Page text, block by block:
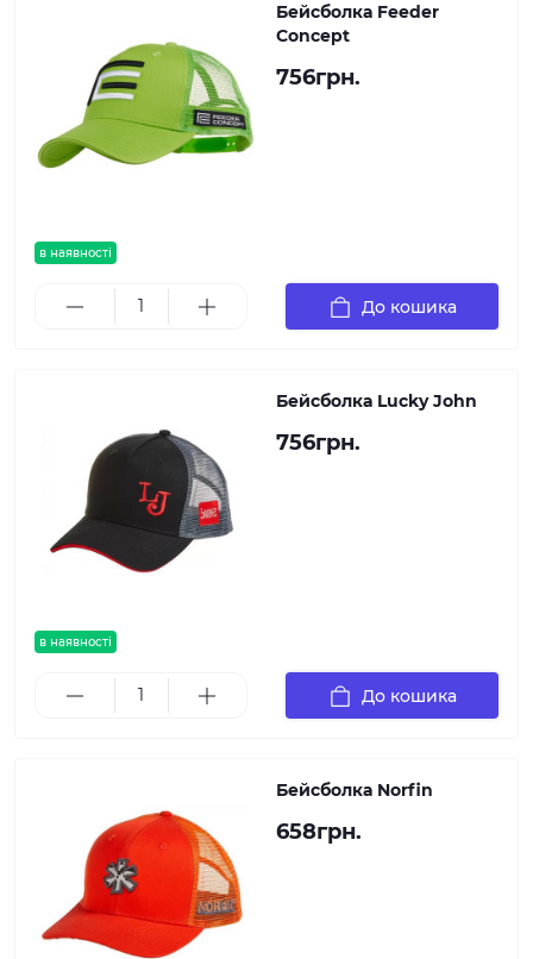
в наявності
Бейсболка Feeder
Concept
756грн.
До кошика
в наявності
Бейсболка Lucky John
756грн.
До кошика
Бейсболка Norfin
658грн.